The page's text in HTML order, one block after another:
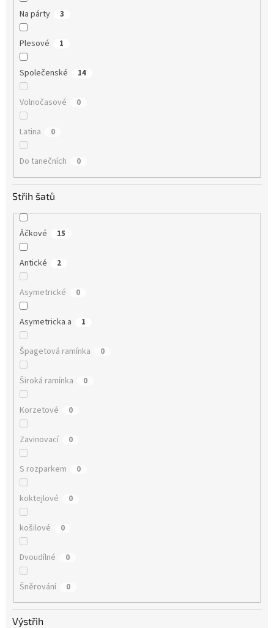
Na párty 3
Plesové 1
Společenské 14
Volnočasové 0
Latina 0
Do tanečních 0
Střih šatů
Áčkové 15
Antické 2
Asymetrické 0
Asymetricka a 1
Špagetová ramínka 0
Široká ramínka 0
Korzetové 0
Zavinovací 0
S rozparkem 0
koktejlové 0
košilové 0
Dvoudílné 0
Šněrování 0
Výstřih